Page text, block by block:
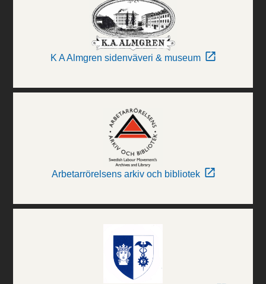
K A Almgren sidenväveri & museum
Arbetarrörelsens arkiv och bibliotek